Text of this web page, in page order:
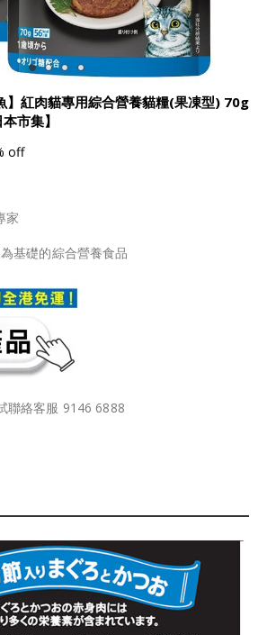
】紅肉貓專用綜合營養貓糧(果凍型) 70g
市集】
off
家
基礎的綜合營養食品
聯絡客服 9146 6888